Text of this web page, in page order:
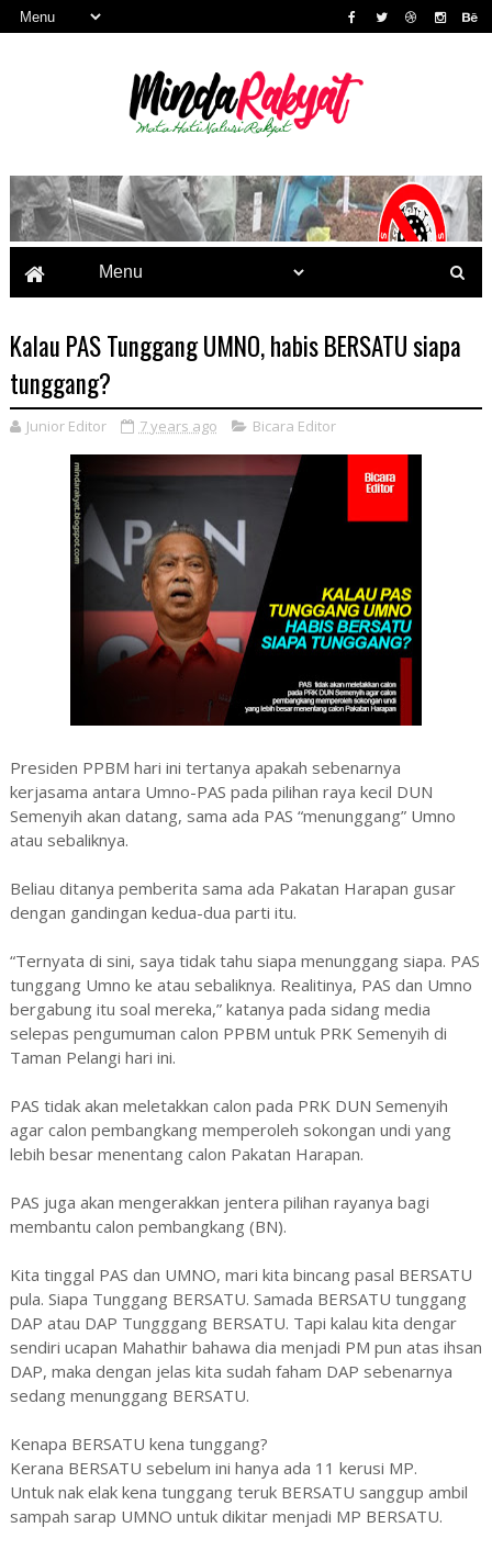
Kalau PAS Tunggang UMNO, habis BERSATU siapa
tunggang?
Junior Editor 7 years ago Bicara Editor
Presiden PPBM hari ini tertanya apakah sebenarnya
kerjasama antara Umno-PAS pada pilihan raya kecil DUN
Semenyih akan datang, sama ada PAS “menunggang” Umno
atau sebaliknya.
Beliau ditanya pemberita sama ada Pakatan Harapan gusar
dengan gandingan kedua-dua parti itu.
“Ternyata di sini, saya tidak tahu siapa menunggang siapa. PAS
tunggang Umno ke atau sebaliknya. Realitinya, PAS dan Umno
bergabung itu soal mereka,” katanya pada sidang media
selepas pengumuman calon PPBM untuk PRK Semenyih di
Taman Pelangi hari ini.
PAS tidak akan meletakkan calon pada PRK DUN Semenyih
agar calon pembangkang memperoleh sokongan undi yang
lebih besar menentang calon Pakatan Harapan.
PAS juga akan mengerakkan jentera pilihan rayanya bagi
membantu calon pembangkang (BN).
Kita tinggal PAS dan UMNO, mari kita bincang pasal BERSATU
pula. Siapa Tunggang BERSATU. Samada BERSATU tunggang
DAP atau DAP Tungggang BERSATU. Tapi kalau kita dengar
sendiri ucapan Mahathir bahawa dia menjadi PM pun atas ihsan
DAP, maka dengan jelas kita sudah faham DAP sebenarnya
sedang menunggang BERSATU.
Kenapa BERSATU kena tunggang?
Kerana BERSATU sebelum ini hanya ada 11 kerusi MP.
Untuk nak elak kena tunggang teruk BERSATU sanggup ambil
sampah sarap UMNO untuk dikitar menjadi MP BERSATU.